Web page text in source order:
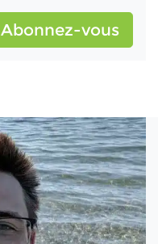
Abonnez-vous